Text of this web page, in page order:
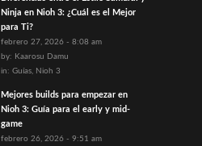
Ninja en Nioh 3: ¿Cuál es el Mejor
para Ti?
febrero 27, 2026 - 8:08 am
by: Kaarosu Damu
in: Guías, Nioh 3
Mejores builds para empezar en
Nioh 3: Guía para el early y mid-
game
febrero 26, 2026 - 9:51 am